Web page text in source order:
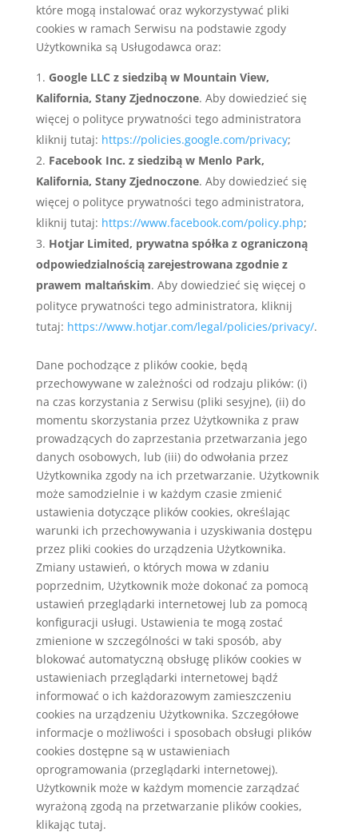
które mogą instalować oraz wykorzystywać pliki
cookies w ramach Serwisu na podstawie zgody
Użytkownika są Usługodawca oraz:
Google LLC z siedzibą w Mountain View,
Kalifornia, Stany Zjednoczone. Aby dowiedzieć się
więcej o polityce prywatności tego administratora
kliknij tutaj: https://policies.google.com/privacy;
Facebook Inc. z siedzibą w Menlo Park,
Kalifornia, Stany Zjednoczone. Aby dowiedzieć się
więcej o polityce prywatności tego administratora,
kliknij tutaj: https://www.facebook.com/policy.php;
Hotjar Limited, prywatna spółka z ograniczoną
odpowiedzialnością zarejestrowana zgodnie z
prawem maltańskim. Aby dowiedzieć się więcej o
polityce prywatności tego administratora, kliknij
tutaj: https://www.hotjar.com/legal/policies/privacy/.
Dane pochodzące z plików cookie, będą
przechowywane w zależności od rodzaju plików: (i)
na czas korzystania z Serwisu (pliki sesyjne), (ii) do
momentu skorzystania przez Użytkownika z praw
prowadzących do zaprzestania przetwarzania jego
danych osobowych, lub (iii) do odwołania przez
Użytkownika zgody na ich przetwarzanie. Użytkownik
może samodzielnie i w każdym czasie zmienić
ustawienia dotyczące plików cookies, określając
warunki ich przechowywania i uzyskiwania dostępu
przez pliki cookies do urządzenia Użytkownika.
Zmiany ustawień, o których mowa w zdaniu
poprzednim, Użytkownik może dokonać za pomocą
ustawień przeglądarki internetowej lub za pomocą
konfiguracji usługi. Ustawienia te mogą zostać
zmienione w szczególności w taki sposób, aby
blokować automatyczną obsługę plików cookies w
ustawieniach przeglądarki internetowej bądź
informować o ich każdorazowym zamieszczeniu
cookies na urządzeniu Użytkownika. Szczegółowe
informacje o możliwości i sposobach obsługi plików
cookies dostępne są w ustawieniach
oprogramowania (przeglądarki internetowej).
Użytkownik może w każdym momencie zarządzać
wyrażoną zgodą na przetwarzanie plików cookies,
klikając tutaj.